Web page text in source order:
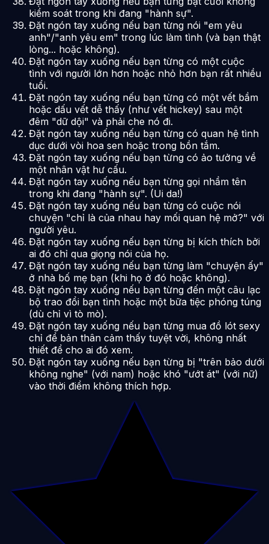
kiểm soát trong khi đang "hành sự".
Đặt ngón tay xuống nếu bạn từng nói "em yêu
anh"/"anh yêu em" trong lúc làm tình (và bạn thật
lòng... hoặc không).
Đặt ngón tay xuống nếu bạn từng có một cuộc
tình với người lớn hơn hoặc nhỏ hơn bạn rất nhiều
tuổi.
Đặt ngón tay xuống nếu bạn từng có một vết bầm
hoặc dấu vết dễ thấy (như vết hickey) sau một
đêm "dữ dội" và phải che nó đi.
Đặt ngón tay xuống nếu bạn từng có quan hệ tình
dục dưới vòi hoa sen hoặc trong bồn tắm.
Đặt ngón tay xuống nếu bạn từng có ảo tưởng về
một nhân vật hư cấu.
Đặt ngón tay xuống nếu bạn từng gọi nhầm tên
trong khi đang "hành sự". (Ui da!)
Đặt ngón tay xuống nếu bạn từng có cuộc nói
chuyện "chỉ là của nhau hay mối quan hệ mở?" với
người yêu.
Đặt ngón tay xuống nếu bạn từng bị kích thích bởi
ai đó chỉ qua giọng nói của họ.
Đặt ngón tay xuống nếu bạn từng làm "chuyện ấy"
ở nhà bố mẹ bạn (khi họ ở đó hoặc không).
Đặt ngón tay xuống nếu bạn từng đến một câu lạc
bộ trao đổi bạn tình hoặc một bữa tiệc phóng túng
(dù chỉ vì tò mò).
Đặt ngón tay xuống nếu bạn từng mua đồ lót sexy
chỉ để bản thân cảm thấy tuyệt vời, không nhất
thiết để cho ai đó xem.
Đặt ngón tay xuống nếu bạn từng bị "trên bảo dưới
không nghe" (với nam) hoặc khó "ướt át" (với nữ)
vào thời điểm không thích hợp.